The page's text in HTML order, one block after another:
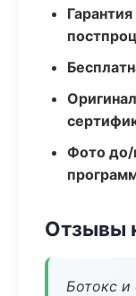
Фото до/
Отзывы
Ботокс